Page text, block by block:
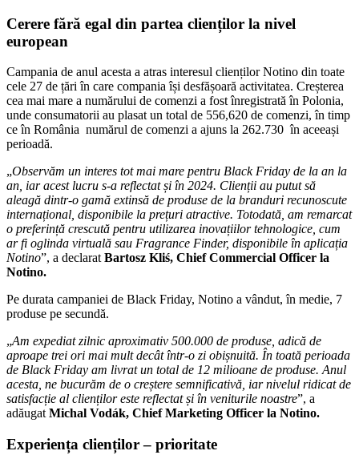
Cerere fără egal din partea clienților la nivel
european
Campania de anul acesta a atras interesul clienților Notino din toate
cele 27 de țări în care compania își desfășoară activitatea. Creșterea
cea mai mare a numărului de comenzi a fost înregistrată în Polonia,
unde consumatorii au plasat un total de 556,620 de comenzi, în timp
ce în România numărul de comenzi a ajuns la 262.730 în aceeași
perioadă.
„Observăm un interes tot mai mare pentru Black Friday de la an la
an, iar acest lucru s-a reflectat și în 2024. Clienții au putut să
aleagă dintr-o gamă extinsă de produse de la branduri recunoscute
internațional, disponibile la prețuri atractive. Totodată, am remarcat
o preferință crescută pentru utilizarea inovațiilor tehnologice, cum
ar fi oglinda virtuală sau Fragrance Finder, disponibile în aplicația
Notino”, a declarat Bartosz Kliś, Chief Commercial Officer la
Notino.
Pe durata campaniei de Black Friday, Notino a vândut, în medie, 7
produse pe secundă.
„Am expediat zilnic aproximativ 500.000 de produse, adică de
aproape trei ori mai mult decât într-o zi obișnuită. În toată perioada
de Black Friday am livrat un total de 12 milioane de produse. Anul
acesta, ne bucurăm de o creștere semnificativă, iar nivelul ridicat de
satisfacție al clienților este reflectat și în veniturile noastre”, a
adăugat Michal Vodák, Chief Marketing Officer la Notino.
Experiența clienților – prioritate